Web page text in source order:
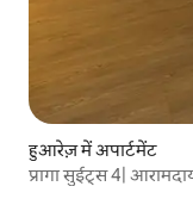
हुआरेज़ में अपार्टमेंट
प्रागा सुईट्स 4|